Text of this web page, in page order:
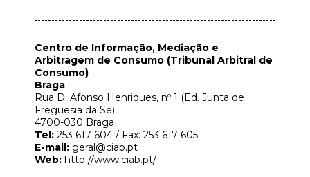
Centro de Informação, Mediação e
Arbitragem de Consumo (Tribunal Arbitral de
Consumo)
Braga
Rua D. Afonso Henriques, nº 1 (Ed. Junta de
Freguesia da Sé)
4700-030 Braga
Tel: 253 617 604 / Fax: 253 617 605
E-mail: geral@ciab.pt
Web: http://www.ciab.pt/